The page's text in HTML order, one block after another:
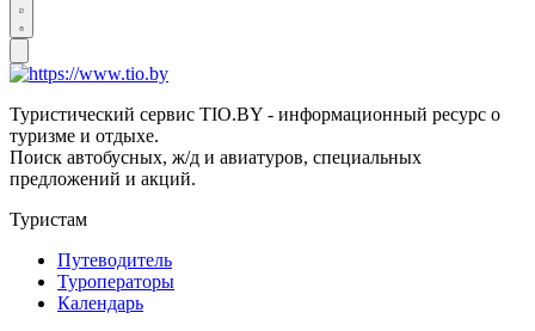
Туристический сервис TIO.BY - информационный ресурс о
туризме и отдыхе.
Поиск автобусных, ж/д и авиатуров, специальных
предложений и акций.
Туристам
Путеводитель
Туроператоры
Календарь